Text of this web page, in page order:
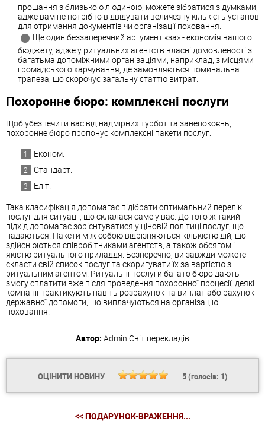
прощання з близькою людиною, можете зібратися з думками,
адже вам не потрібно відвідувати величезну кількість установ
для отримання документів чи організації поховання.
Ще один беззаперечний аргумент «за» - економія вашого
бюджету, адже у ритуальних агентств власні домовленості з
багатьма допоміжними організаціями, наприклад, з місцями
громадського харчування, де замовляється поминальна
трапеза, що скорочує загальну статтю витрат.
Похоронне бюро: комплексні послуги
Щоб убезпечити вас від надмірних турбот та занепокоєнь,
похоронне бюро пропонує комплексні пакети послуг:
Економ.
Стандарт.
Еліт.
Така класифікація допомагає підібрати оптимальний перелік
послуг для ситуації, що склалася саме у вас. До того ж такий
підхід допомагає зорієнтуватися у ціновій політиці послуг, що
надаються. Пакети між собою відрізняються кількістю дій, що
здійснюються співробітниками агентств, а також обсягом і
якістю ритуального приладдя. Безперечно, ви завжди можете
скласти свій список послуг та скоригувати їх за вартістю з
ритуальним агентом. Ритуальні послуги багато бюро дають
змогу сплатити вже після проведення похоронної процесії, деякі
компанії практикують навіть розрахунок на виплат або рахунок
державної допомоги, що виплачуються на організацію
поховання.
Автор: Admin Світ перекладів
ОЦІНИТИ НОВИНУ 5(голосів: 1)
<< ПОДАРУНОК-ВРАЖЕННЯ...